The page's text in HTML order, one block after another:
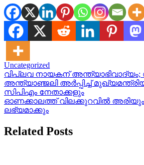
Uncategorized
Post
navigation
വിപ്ലവ നായകന് അന്ത്യാഭിവാദ്യം;
അന്ത്യാഞ്ജലി അർപ്പിച്ച്
സിപിഎം നേതാക്കളും
ഓണക്കാലത്ത് വിലക്കുറവിൽ അരിയും
ലഭ്യമാക്കും
Related Posts